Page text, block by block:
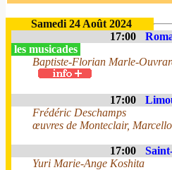
Samedi 24 Août 2024
17:00
les musicades
Baptiste-Florian Marle-
17:00
Frédéric Deschamps
œuvres de Monteclair,
17:00
Yuri Marie-Ange Koshita